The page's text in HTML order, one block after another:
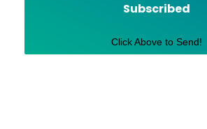
Subscribed
Click Above to Send!